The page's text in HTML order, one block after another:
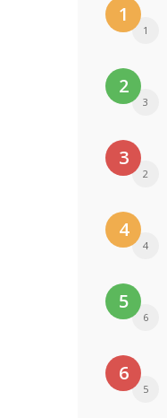
1
1
2
3
3
2
4
4
5
6
6
5